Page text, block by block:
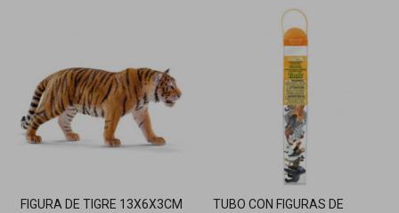
FIGURA DE TIGRE 13X6X3CM
TUBO CON FIGURAS DE